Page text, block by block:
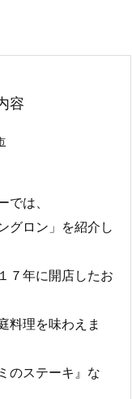
容
では、
グロン」を紹介し
７年に開店したお
料理を味わえま
のステーキ』な